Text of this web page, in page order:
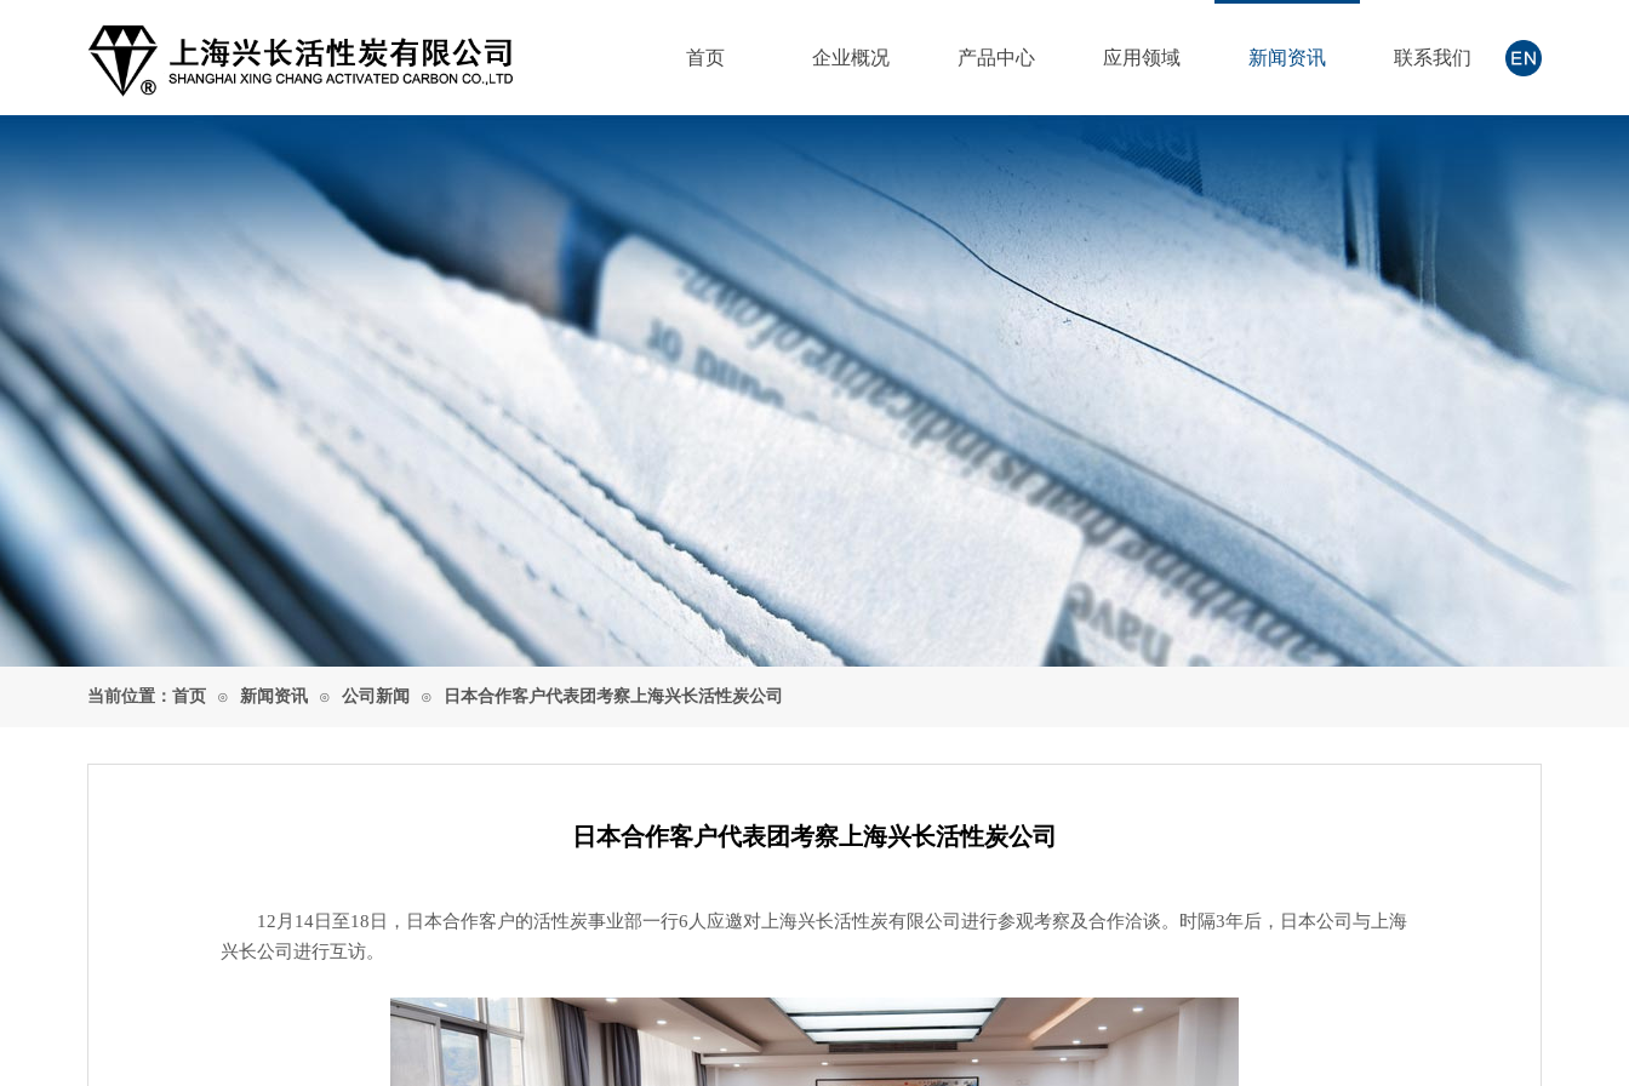
首页 企业概况 产品中心 应用领域 新闻资讯 联系我们
首页 ⊙ 新闻资讯 ⊙ 公司新闻 ⊙ 日本合作客户代表团考察上海兴长活性炭公司
当前位置：
日本合作客户代表团考察上海兴长活性炭公司
12月14日至18日，日本合作客户的活性炭事业部一行6人应邀对上海兴长活性炭有限公司进行参观考察及合作洽谈。时隔3年后，日本公司与上海
兴长公司进行互访。